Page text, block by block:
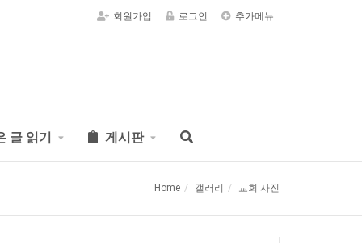
회원가입 로그인 추가메뉴
글 읽기 게시판
Home 갤러리 교회 사진